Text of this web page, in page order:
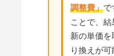
調整費」
ことで、
新の単価を
り換えが可